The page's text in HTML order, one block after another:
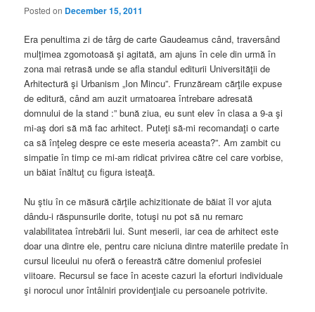
Posted on December 15, 2011
Era penultima zi de târg de carte Gaudeamus când, traversând
mulţimea zgomotoasă şi agitată, am ajuns în cele din urmă în
zona mai retrasă unde se afla standul editurii Universităţii de
Arhitectură şi Urbanism „Ion Mincu”. Frunzăream cărţile expuse
de editură, când am auzit urmatoarea întrebare adresată
domnului de la stand :” bună ziua, eu sunt elev în clasa a 9-a şi
mi-aş dori să mă fac arhitect. Puteţi să-mi recomandaţi o carte
ca să înţeleg despre ce este meseria aceasta?”. Am zambit cu
simpatie în timp ce mi-am ridicat privirea către cel care vorbise,
un băiat înăltuţ cu figura isteaţă.
Nu ştiu în ce măsură cărţile achizitionate de băiat îl vor ajuta
dându-i răspunsurile dorite, totuşi nu pot să nu remarc
valabilitatea întrebării lui. Sunt meserii, iar cea de arhitect este
doar una dintre ele, pentru care niciuna dintre materiile predate în
cursul liceului nu oferă o fereastră către domeniul profesiei
viitoare. Recursul se face în aceste cazuri la eforturi individuale
şi norocul unor întâlniri providenţiale cu persoanele potrivite.